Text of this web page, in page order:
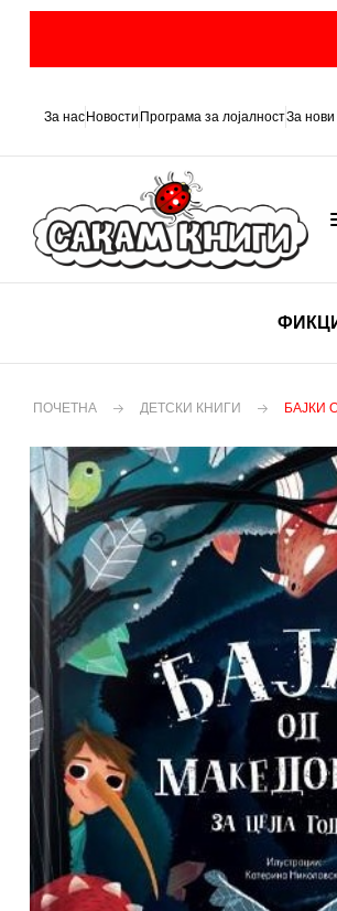
За нас Новости Програма за лојалностЗа нови
ПОЧЕТНА ДЕТСКИ КНИГИ БАЈКИ